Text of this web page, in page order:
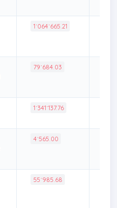
1˙064˙665.21
79˙684.03
1˙341˙137.76
4˙565.00
55˙985.68